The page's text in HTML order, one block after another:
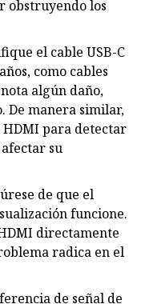
obstruyendo los
el cable USB-C
como cables
algún daño,
De manera similar,
HDMI para detectar
su
de que el
funcione.
directamente
radica en el
de señal de